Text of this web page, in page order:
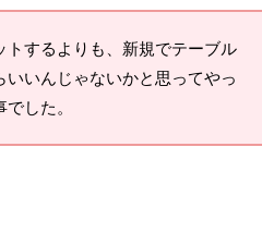
するよりも、新規でテーブル
いんじゃないかと思ってやっ
した。